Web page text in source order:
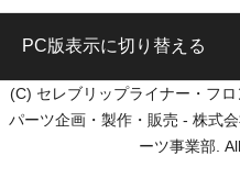
PC版表示に切り替える
(C) セレブリップライナー・フ
パーツ企画・製作・販売 - 株式
ーツ事業部.